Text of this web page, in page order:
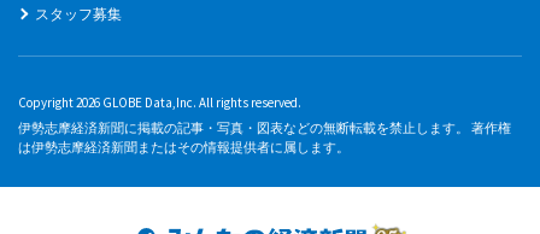
スタッフ募集
Copyright 2026 GLOBE Data,Inc. All rights reserved.
伊勢志摩経済新聞に掲載の記事・写真・図表などの無断転載を禁止します。 著作権
は伊勢志摩経済新聞またはその情報提供者に属します。